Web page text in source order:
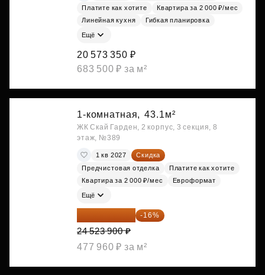
Платите как хотите
Квартира за 2 000 ₽/мес
Линейная кухня
Гибкая планировка
Ещё
20 573 350 ₽
683 500 ₽ за м²
1-комнатная, 43.1м²
ЖК Скай Гарден, 2 корпус, 3 секция, 8
этаж, №389
1 кв 2027
Скидка
Предчистовая отделка
Платите как хотите
Квартира за 2 000 ₽/мес
Евроформат
Ещё
20 600 076 ₽ -16%
24 523 900 ₽
477 960 ₽ за м²